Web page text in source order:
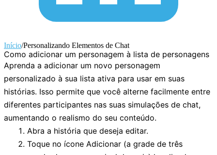
Início/Personalizando Elementos de Chat
Como adicionar um personagem à lista de personagens
Aprenda a adicionar um novo personagem
personalizado à sua lista ativa para usar em suas
histórias. Isso permite que você alterne facilmente entre
diferentes participantes nas suas simulações de chat,
aumentando o realismo do seu conteúdo.
Abra a história que deseja editar.
Toque no ícone Adicionar (a grade de três